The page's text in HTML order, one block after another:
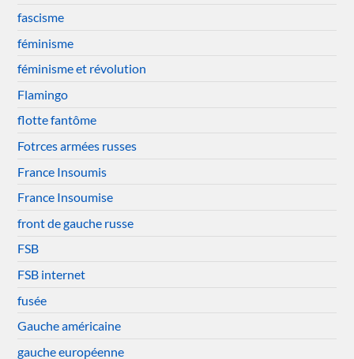
fascisme
féminisme
féminisme et révolution
Flamingo
flotte fantôme
Fotrces armées russes
France Insoumis
France Insoumise
front de gauche russe
FSB
FSB internet
fusée
Gauche américaine
gauche européenne